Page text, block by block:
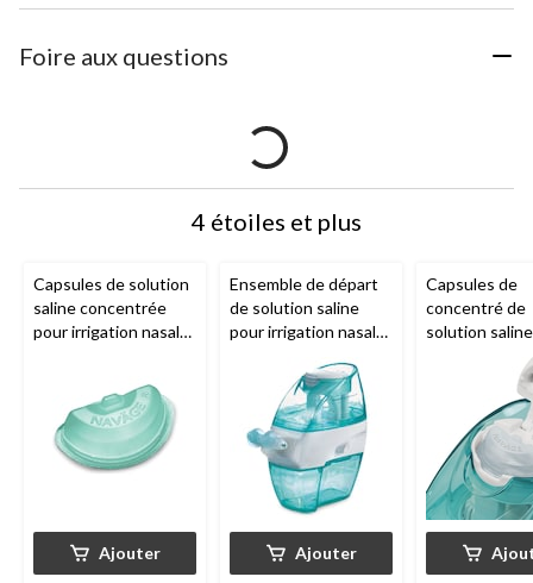
Foire aux questions
4 étoiles et plus
Capsules de solution
saline concentrée
pour irrigation nasale
soins nasaux Navage
SaltPod, paq. 30
Ajouter
Ensemble de départ
de solution saline
pour irrigation nasale
capsules salines pour
le soulagement des
sinus
Ajouter
Capsules de
concentré de
solution saline
irrigation
SaltPod
soins nasaux,